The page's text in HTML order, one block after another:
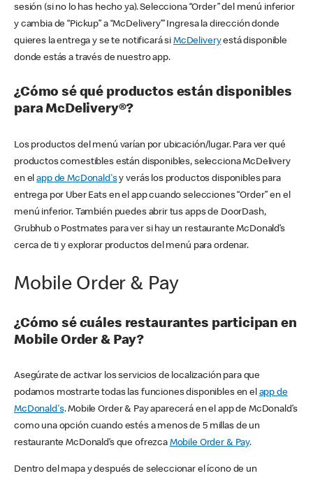
sesión (si no lo has hecho ya). Selecciona “Order” del menú inferior
y cambia de “Pickup” a “McDelivery’” Ingresa la dirección donde
quieres la entrega y se te notificará si McDeliveryestá disponible
donde estás a través de nuestro app.
¿Cómo sé qué productos están disponibles
para McDelivery®?
Los productos del menú varían por ubicación/lugar. Para ver qué
productos comestibles están disponibles, selecciona McDelivery
en elapp de McDonald'sy verás los productos disponibles para
entrega por Uber Eats en el app cuando selecciones “Order” en el
menú inferior. También puedes abrir tus apps de DoorDash,
Grubhub o Postmates para ver si hay un restaurante McDonald’s
cerca de ti y explorar productos del menú para ordenar.
Mobile Order & Pay
¿Cómo sé cuáles restaurantes participan en
Mobile Order & Pay?
Asegúrate de activar los servicios de localización para que
podamos mostrarte todas las funciones disponibles en el app de
McDonald's. Mobile Order & Pay aparecerá en el app de McDonald’s
como una opción cuando estés a menos de 5 millas de un
restaurante McDonald’s que ofrezca Mobile Order & Pay.
Dentro del mapa y después de seleccionar el ícono de un